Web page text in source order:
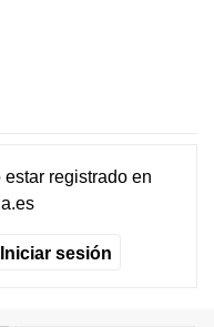
estar registradoen
Iniciar sesión